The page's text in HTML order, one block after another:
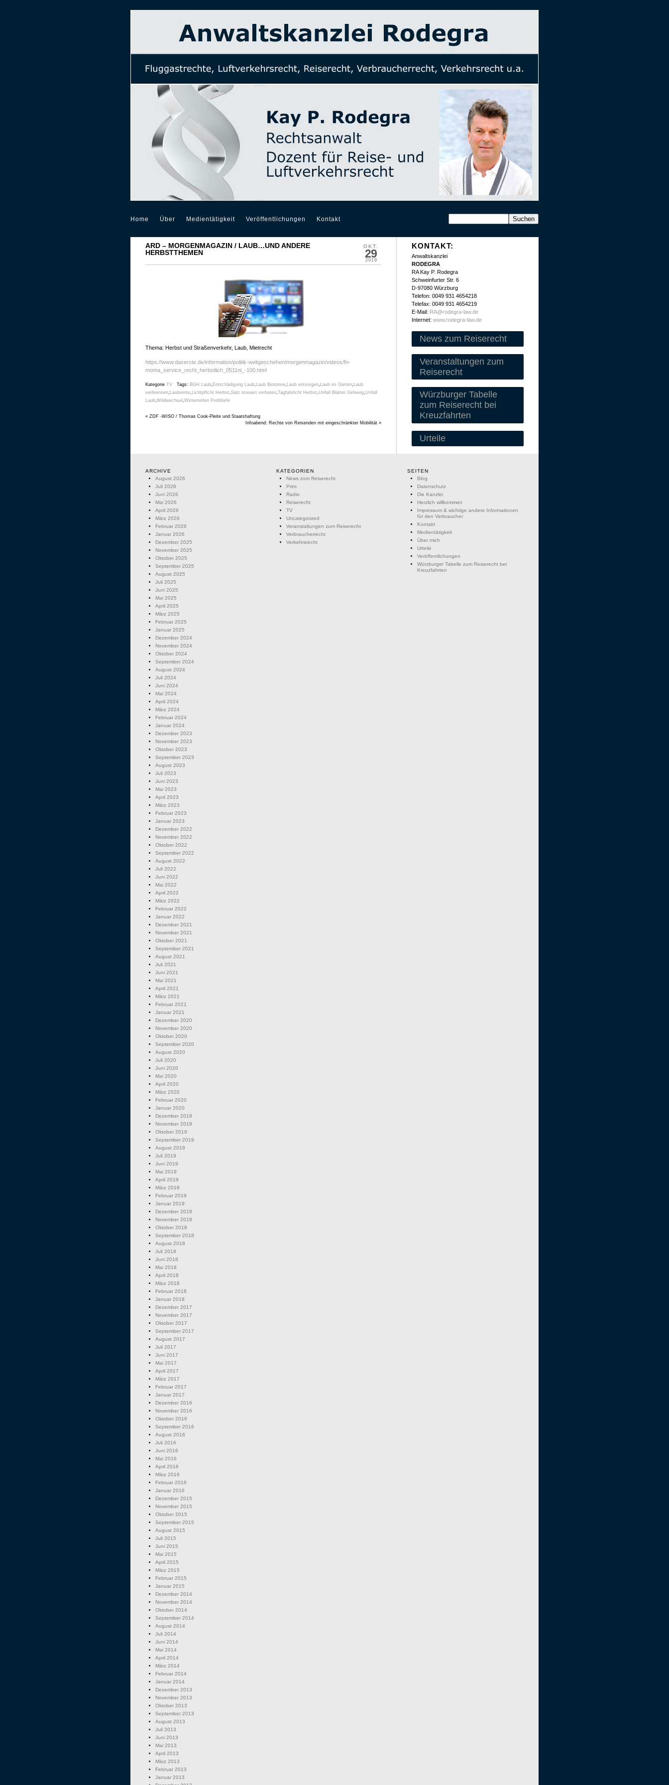
Home Über Medientätigkeit Veröffentlichungen Kontakt
OKT.
29
2019
ARD – MORGENMAGAZIN / LAUB…UND ANDERE
HERBSTTHEMEN
Thema: Herbst und Straßenverkehr, Laub, Mietrecht
https://www.daserste.de/information/politik-weltgeschehen/morgenmagazin/videos/fn-
moma_service_recht_herbstlich_0511nl_-100.html
Kategorie TV Tags: BGH Laub, Entschädigung Laub, Laub Biotonne, Laub entsorgen, Laub im Garten, Laub
verbrennen, Laubrente, Lichtpflicht Herbst,Salz streuen verboten,Tagfahrlicht Herbst,Unfall Blätter Gehweg,Unfall
Laub,Wildwechsel ,Winterreifen Profiltiefe
« ZDF -WISO / Thomas Cook-Pleite und Staatshaftung
Infoabend: Rechte von Reisenden mit eingeschränkter Mobilität »
KONTAKT:
Anwaltskanzlei
RODEGRA
RA Kay P. Rodegra
Schweinfurter Str. 6
D-97080 Würzburg
Telefon: 0049 931 4654218
Telefax: 0049 931 4654219
E-Mail: RA@rodegra-law.de
Internet: www.rodegra-law.de
News zum Reiserecht
Veranstaltungen zum
Reiserecht
Würzburger Tabelle
zum Reiserecht bei
Kreuzfahrten
Urteile
ARCHIVE
August 2026
Juli 2026
Juni 2026
Mai 2026
April 2026
März 2026
Februar 2026
Januar 2026
Dezember 2025
November 2025
Oktober 2025
September 2025
August 2025
Juli 2025
Juni 2025
Mai 2025
April 2025
März 2025
Februar 2025
Januar 2025
Dezember 2024
November 2024
Oktober 2024
September 2024
August 2024
Juli 2024
Juni 2024
Mai 2024
April 2024
März 2024
Februar 2024
Januar 2024
Dezember 2023
November 2023
Oktober 2023
September 2023
August 2023
Juli 2023
Juni 2023
Mai 2023
April 2023
März 2023
Februar 2023
Januar 2023
Dezember 2022
November 2022
Oktober 2022
September 2022
August 2022
Juli 2022
Juni 2022
Mai 2022
April 2022
März 2022
Februar 2022
Januar 2022
Dezember 2021
November 2021
Oktober 2021
September 2021
August 2021
Juli 2021
Juni 2021
Mai 2021
April 2021
März 2021
Februar 2021
Januar 2021
Dezember 2020
November 2020
Oktober 2020
September 2020
August 2020
Juli 2020
Juni 2020
Mai 2020
April 2020
März 2020
Februar 2020
Januar 2020
Dezember 2019
November 2019
Oktober 2019
September 2019
August 2019
Juli 2019
Juni 2019
Mai 2019
April 2019
März 2019
Februar 2019
Januar 2019
Dezember 2018
November 2018
Oktober 2018
September 2018
August 2018
Juli 2018
Juni 2018
Mai 2018
April 2018
März 2018
Februar 2018
Januar 2018
Dezember 2017
November 2017
Oktober 2017
September 2017
August 2017
Juli 2017
Juni 2017
Mai 2017
April 2017
März 2017
Februar 2017
Januar 2017
Dezember 2016
November 2016
Oktober 2016
September 2016
August 2016
Juli 2016
Juni 2016
Mai 2016
April 2016
März 2016
Februar 2016
Januar 2016
Dezember 2015
November 2015
Oktober 2015
September 2015
August 2015
Juli 2015
Juni 2015
Mai 2015
April 2015
März 2015
Februar 2015
Januar 2015
Dezember 2014
November 2014
Oktober 2014
September 2014
August 2014
Juli 2014
Juni 2014
Mai 2014
April 2014
März 2014
Februar 2014
Januar 2014
Dezember 2013
November 2013
Oktober 2013
September 2013
August 2013
Juli 2013
Juni 2013
Mai 2013
April 2013
März 2013
Februar 2013
Januar 2013
KATEGORIEN
News zum Reiserecht
Print
Radio
Reiserecht
TV
Uncategorized
Veranstaltungen zum Reiserecht
Verbraucherrecht
Verkehrsrecht
SEITEN
Blog
Datenschutz
Die Kanzlei
Herzlich willkommen
Impressum & wichtige andere Informationen
für den Verbraucher
Kontakt
Medientätigkeit
Über mich
Urteile
Veröffentlichungen
Würzburger Tabelle zum Reiserecht bei
Kreuzfahrten